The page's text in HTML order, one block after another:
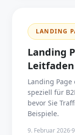
LANDING
Landing
Leitfaden
Landing
speziell für
bevor Sie
Beispiele.
9. Februar 2026·